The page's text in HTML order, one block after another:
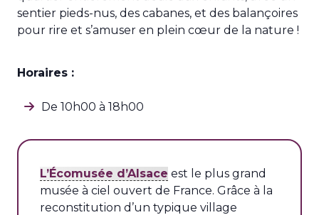
sentier pieds-nus, des cabanes, et des balançoires
pour rire et s’amuser en plein cœur de la nature !
Horaires :
De 10h00 à 18h00
L’Écomusée d’Alsace est le plus grand
musée à ciel ouvert de France. Grâce à la
reconstitution d’un typique village